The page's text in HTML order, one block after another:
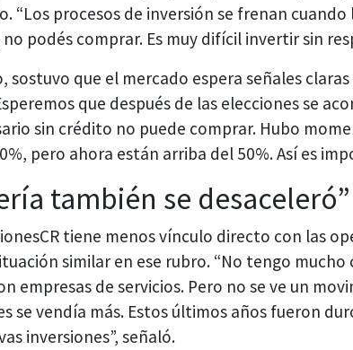
“Los procesos de inversión se frenan cuando
podés comprar. Es muy difícil invertir sin
sostuvo que el mercado espera señales
que después de las elecciones se
sin crédito no puede comprar. Hubo
pero ahora están arriba del 50%. Así es
también se desaceleró”
tiene menos vínculo directo con las
similar en ese rubro. “No tengo
empresas de servicios. Pero no se ve un
se vendía más. Estos últimos años fueron
inversiones”, señaló.